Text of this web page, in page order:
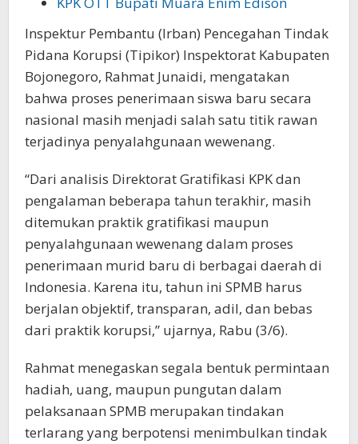
Inspektur Pembantu (Irban) Pencegahan Tindak
Pidana Korupsi (Tipikor) Inspektorat Kabupaten
Bojonegoro, Rahmat Junaidi, mengatakan
bahwa proses penerimaan siswa baru secara
nasional masih menjadi salah satu titik rawan
terjadinya penyalahgunaan wewenang.
“Dari analisis Direktorat Gratifikasi KPK dan
pengalaman beberapa tahun terakhir, masih
ditemukan praktik gratifikasi maupun
penyalahgunaan wewenang dalam proses
penerimaan murid baru di berbagai daerah di
Indonesia. Karena itu, tahun ini SPMB harus
berjalan objektif, transparan, adil, dan bebas
dari praktik korupsi,” ujarnya, Rabu (3/6).
Rahmat menegaskan segala bentuk permintaan
hadiah, uang, maupun pungutan dalam
pelaksanaan SPMB merupakan tindakan
terlarang yang berpotensi menimbulkan tindak